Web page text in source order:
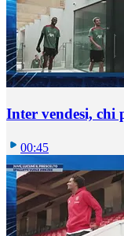
Inter vendesi, chi
00:45